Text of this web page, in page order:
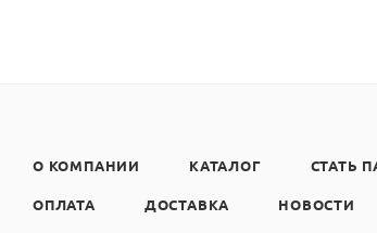
О КОМПАНИИ КАТАЛОГ СТАТЬ
ОПЛАТА ДОСТАВКА НОВОСТИ